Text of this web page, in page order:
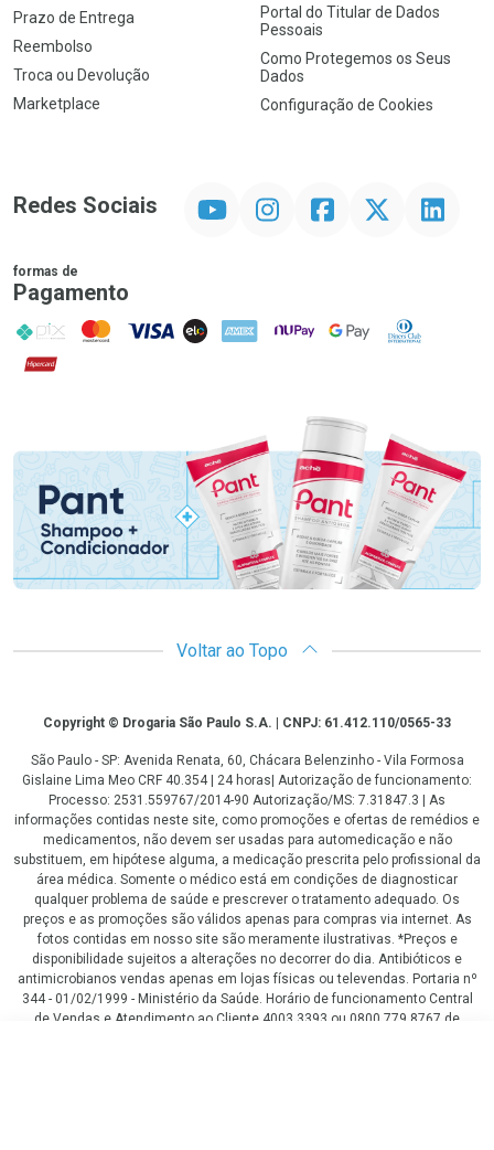
Prazo de Entrega
Reembolso
Troca ou Devolução
Marketplace
Portal do Titular de Dados
Pessoais
Como Protegemos os Seus
Dados
Configuração de Cookies
Redes Sociais InstagramFacebookTwitter Linkedin
formas de
Pagamento
PIX MasterCard
VISA ELO AMEX NuPay Google PayDiners Club
Hipercard
Promoção em Destaque
Voltar ao Topo
CopyrightCopyright © Drogaria São Paulo S.A. | CNPJ: 61.412.110/0565-33
São Paulo - SP: Avenida Renata, 60, Chácara Belenzinho - Vila Formosa
Gislaine Lima Meo CRF 40.354 | 24 horas| Autorização de funcionamento:
Processo: 2531.559767/2014-90 Autorização/MS: 7.31847.3 | As
informações contidas neste site, como promoções e ofertas de remédios e
medicamentos, não devem ser usadas para automedicação e não
substituem, em hipótese alguma, a medicação prescrita pelo profissional da
área médica. Somente o médico está em condições de diagnosticar
qualquer problema de saúde e prescrever o tratamento adequado. Os
preços e as promoções são válidos apenas para compras via internet. As
fotos contidas em nosso site são meramente ilustrativas. *Preços e
disponibilidade sujeitos a alterações no decorrer do dia. Antibióticos e
antimicrobianos vendas apenas em lojas físicas ou televendas. Portaria nº
344 - 01/02/1999 - Ministério da Saúde. Horário de funcionamento Central
de Vendas e Atendimento ao Cliente 4003 3393 ou 0800 779 8767 de